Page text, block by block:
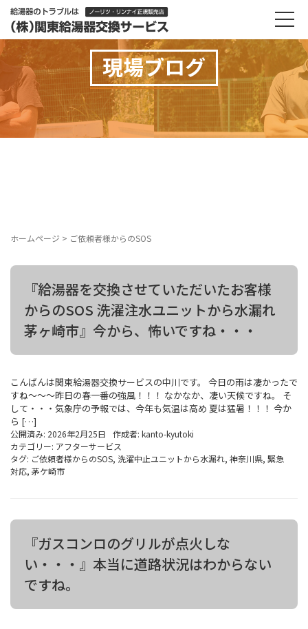
現場ブログ
ホームページ > ご依頼者様からのSOS
『給湯器を交換させていただいたお客様
からのSOS 洗濯注水ユニットから水漏れ
茅ヶ崎市』今から、怖いですね・・・
こんばんは関東給湯器交換サービスの中川です。 今日の雨は凄かったで
すね～～～昨日の春一番の強風！！！ なかなか、凄い天候ですね。 そ
して・・・気象庁の予報では、今年も気温は高め 夏は猛暑！！！ 今か
ら […]
公開済み: 2026年2月25日 作成者: kanto-kyutoki
カテゴリー: アフターサービス
タグ: ご依頼者様からのSOS, 洗濯中止ユニットから水漏れ, 神奈川県, 緊急
対応, 茅ケ崎市
『ガスコンロのグリルが点火しな
い・・・』本当に道路状況はわからない
ですね。